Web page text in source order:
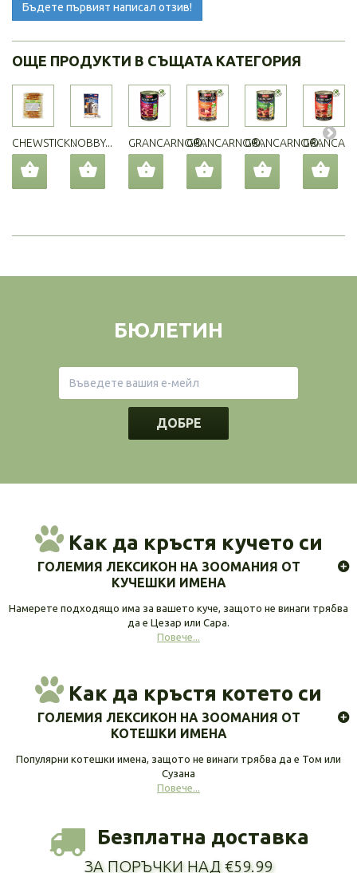
Бъдете първият написал отзив!
ОЩЕ ПРОДУКТИ В СЪЩАТА КАТЕГОРИЯ
CHEWSTICK...NOBBY... GRANCARNO®...GRANCARNO®...GRANCARNO®...
БЮЛЕТИН
ДОБРЕ
Как да кръстя кучето си
ГОЛЕМИЯ ЛЕКСИКОН НА ЗООМАНИЯ ОТ
КУЧЕШКИ ИМЕНА
Намерете подходящо има за вашето куче, защото не винаги трябва
да е Цезар или Сара.
Повече...
Как да кръстя котето си
ГОЛЕМИЯ ЛЕКСИКОН НА ЗООМАНИЯ ОТ
КОТЕШКИ ИМЕНА
Популярни котешки имена, защото не винаги трябва да е Том или
Сузана
Повече...
Безплатна доставка
ЗА ПОРЪЧКИ НАД €59.99